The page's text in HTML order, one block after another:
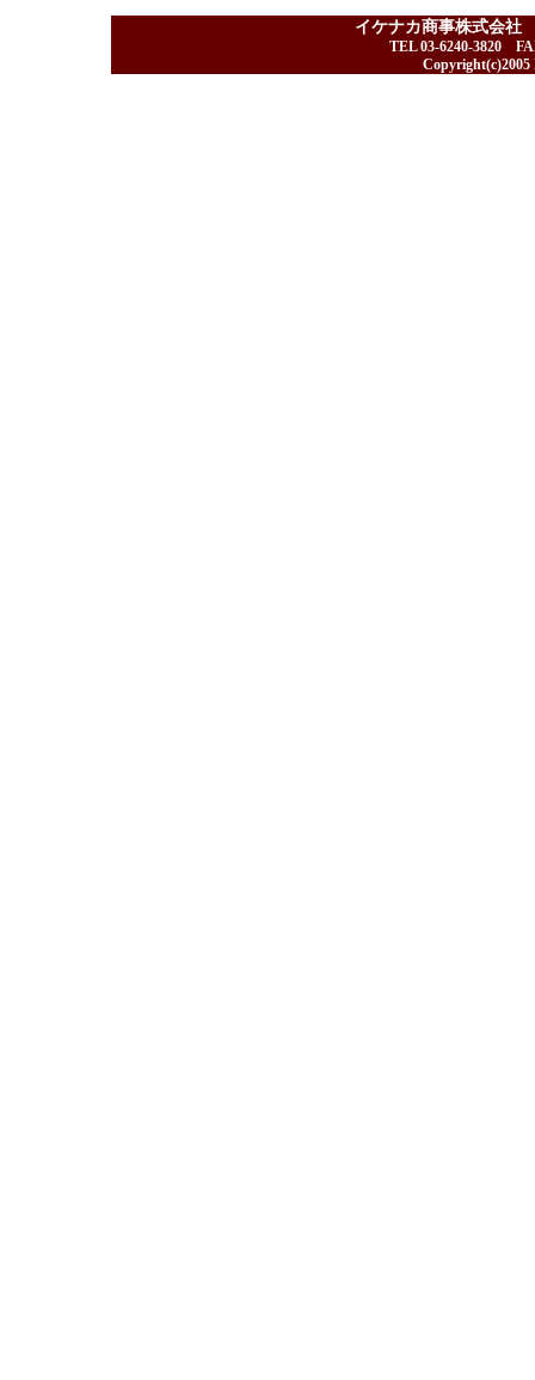
イケナカ商事株式会社
TEL 03-6240-3820
Copyright(c)2005